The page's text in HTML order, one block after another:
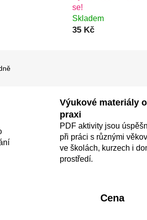
se!
Skladem
35 Kč
Výukové materiály
praxi
PDF aktivity jsou
při práci s různými
ve školách, kurzech i
prostředí.
Cena